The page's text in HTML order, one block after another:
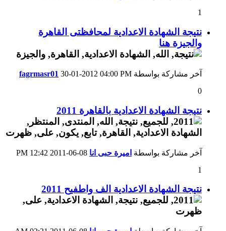
1
نتيجة الشهادة الاعدادية لمحافظتى القاهرة
والجيزة هنا
آخر مشاركة بواسطة fagrmasr01 30-01-2012 04:00 PM
0
نتيجة الشهادة الاعدادية بالقاهرة 2011
آخر مشاركة بواسطة اميرة حبى انا
12:42 PM
1
نتيجة الشهادة الاعدادية الف واطفيح 2011